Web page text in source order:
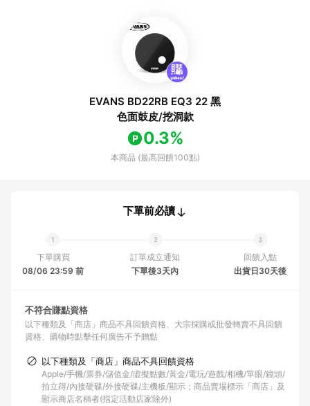
EVANS BD22RB EQ3 22 黑
色面鼓皮/挖洞款
0.3%
本商品 (最高回饋100點)
下單前必讀
下單購買
08/06 23:59 前
訂單成立通知
下單後3天內
回饋入點
出貨日30天後
不符合賺點資格
以下種類及「商店」商品不具回饋資格
大宗採購或批發轉賣不具回饋
資格
購物時點擊任何廣告不予贈點
以下種類及「商店」商品不具回饋資格
Apple/手機/票券/儲值金/虛擬點數/黃金/電玩/遊戲/相機/單眼/鏡頭/
拍立得/內接硬碟/外接硬碟/主機板/顯示；商品賣場標示「商店」及
顯示商店名稱者(指定活動店家除外)